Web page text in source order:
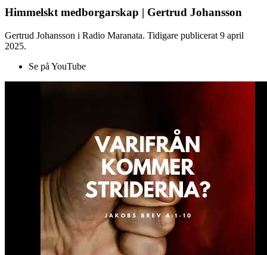
Himmelskt medborgarskap | Gertrud Johansson
Gertrud Johansson i Radio Maranata. Tidigare publicerat 9 april
2025.
Se på YouTube